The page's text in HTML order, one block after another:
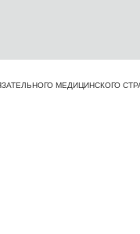
МЕДИЦИНСКОГО